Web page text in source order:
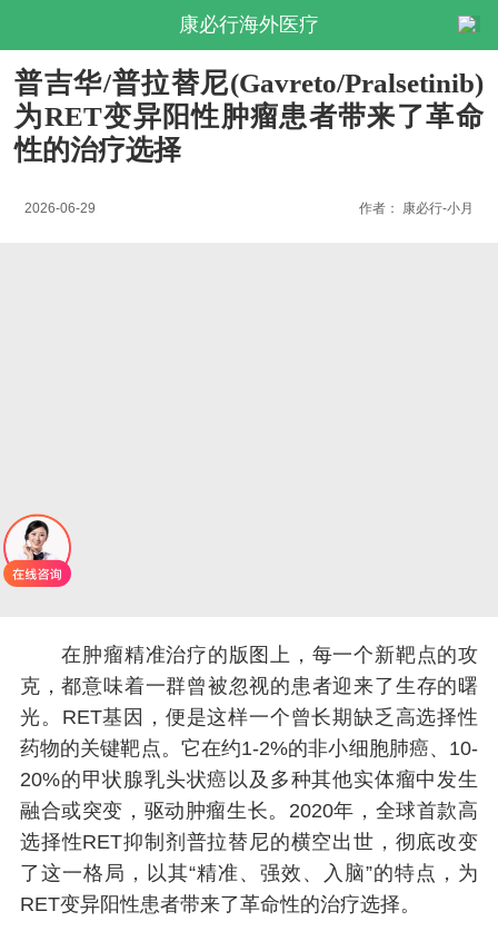
康必行海外医疗
普吉华/普拉替尼(Gavreto/Pralsetinib)
为RET变异阳性肿瘤患者带来了革命
性的治疗选择
2026-06-29 作者： 康必行-小月
在肿瘤精准治疗的版图上，每一个新靶点的攻
克，都意味着一群曾被忽视的患者迎来了生存的曙
光。RET基因，便是这样一个曾长期缺乏高选择性
药物的关键靶点。它在约1-2%的非小细胞肺癌、10-
20%的甲状腺乳头状癌以及多种其他实体瘤中发生
融合或突变，驱动肿瘤生长。2020年，全球首款高
选择性RET抑制剂普拉替尼的横空出世，彻底改变
了这一格局，以其“精准、强效、入脑”的特点，为
RET变异阳性患者带来了革命性的治疗选择。